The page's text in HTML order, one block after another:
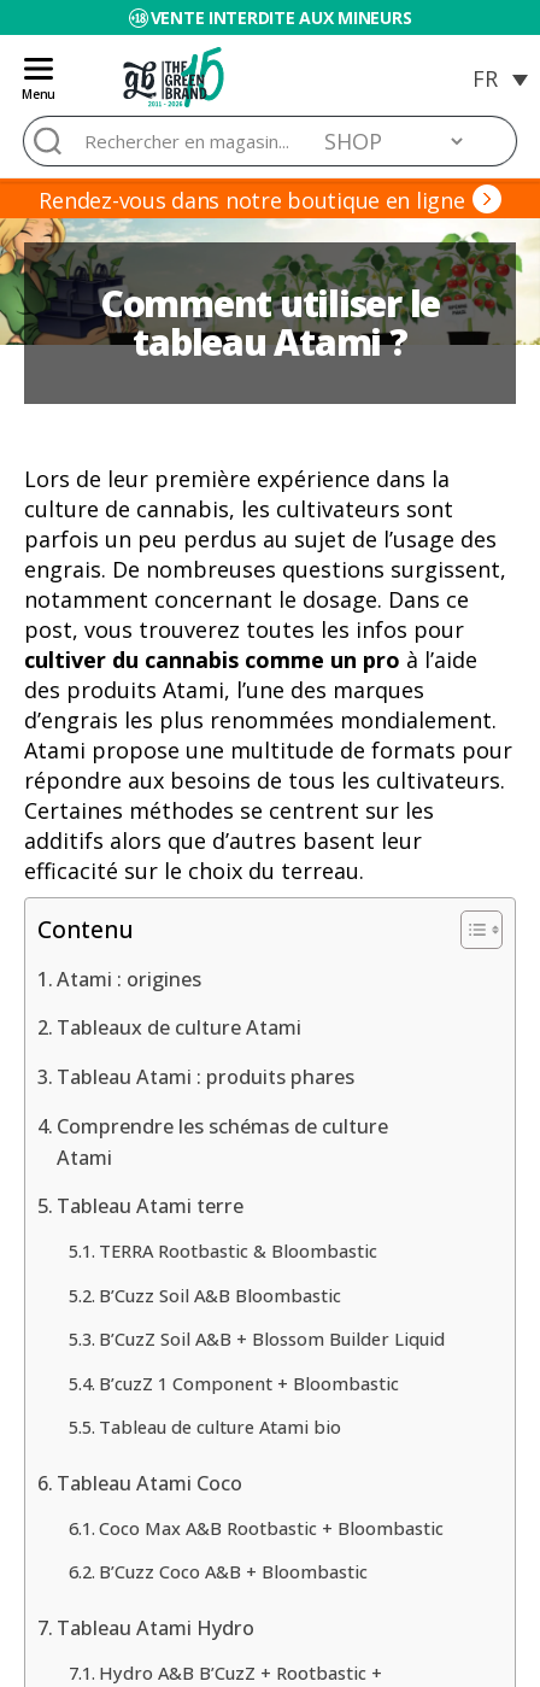
VENTE INTERDITE AUX MINEURS
Menu
Blog
de
Grow
Barato
Rechercher :
Rendez-vous dans notre boutique en ligne
Comment utiliser le
tableau Atami ?
Lors de leur première expérience dans la
culture de cannabis, les cultivateurs sont
parfois un peu perdus au sujet de l’usage des
engrais. De nombreuses questions surgissent,
notamment concernant le dosage. Dans ce
post, vous trouverez toutes les infos pour
cultiver du cannabis comme un pro à l’aide
des produits Atami, l’une des marques
d’engrais les plus renommées mondialement.
Atami propose une multitude de formats pour
répondre aux besoins de tous les cultivateurs.
Certaines méthodes se centrent sur les
additifs alors que d’autres basent leur
efficacité sur le choix du terreau.
Contenu
Atami : origines
Tableaux de culture Atami
Tableau Atami : produits phares
Comprendre les schémas de culture
Atami
Tableau Atami terre
TERRA Rootbastic & Bloombastic
B’Cuzz Soil A&B Bloombastic
B’CuzZ Soil A&B + Blossom Builder Liquid
B’cuzZ 1 Component + Bloombastic
Tableau de culture Atami bio
Tableau Atami Coco
Coco Max A&B Rootbastic + Bloombastic
B’Cuzz Coco A&B + Bloombastic
Tableau Atami Hydro
Hydro A&B B’CuzZ + Rootbastic +